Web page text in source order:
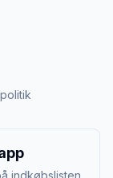
indkøbslisten